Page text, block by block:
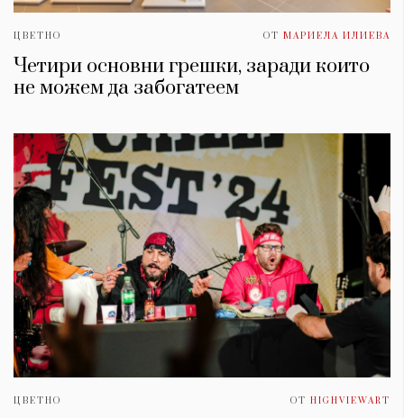
ЦВЕТНО ОТ МАРИЕЛА ИЛИЕВА
Четири основни грешки, заради които
не можем да забогатеем
ЦВЕТНО ОТ HIGHVIEWART